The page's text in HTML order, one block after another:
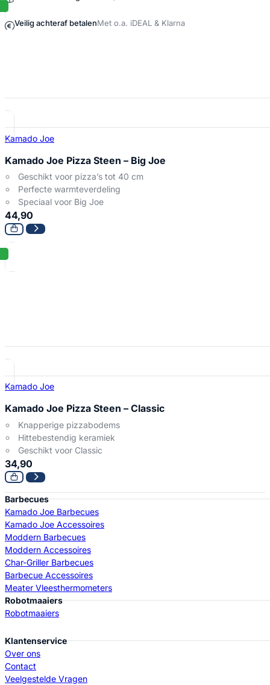
Veilig achteraf betalenMet o.a. iDEAL & Klarna
Kamado Joe
Kamado Joe Pizza Steen – Big Joe
Geschikt voor pizza’s tot 40 cm
Perfecte warmteverdeling
Speciaal voor Big Joe
44,90
Kamado Joe
Kamado Joe Pizza Steen – Classic
Knapperige pizzabodems
Hittebestendig keramiek
Geschikt voor Classic
34,90
Barbecues
Kamado Joe Barbecues
Kamado Joe Accessoires
Moddern Barbecues
Moddern Accessoires
Char-Griller Barbecues
Barbecue Accessoires
Meater Vleesthermometers
Robotmaaiers
Robotmaaiers
Klantenservice
Over ons
Contact
Veelgestelde Vragen